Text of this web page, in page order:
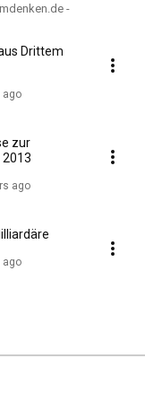
-
Drittem
ago
zur
ago
ago